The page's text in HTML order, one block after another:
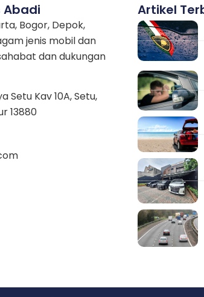
Abadi
Bogor, Depok,
jenis mobil dan
dan dukungan
Setu Kav 10A, Setu,
13880
Artikel